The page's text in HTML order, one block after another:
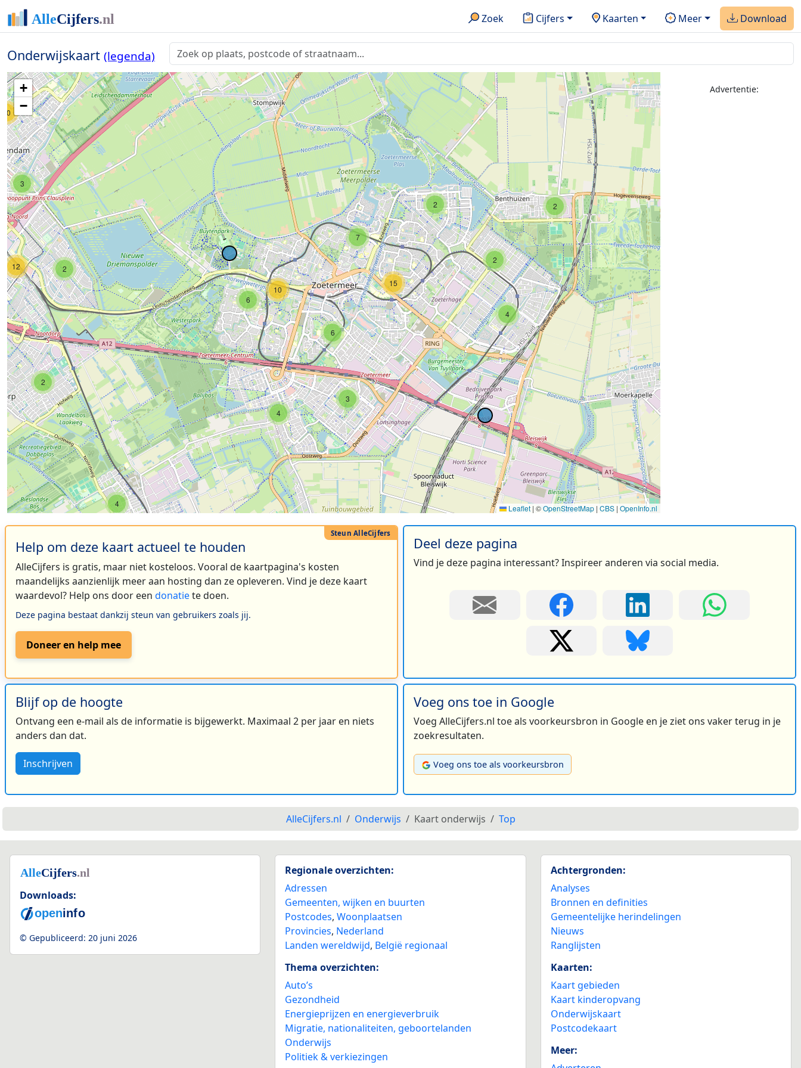
Zoek Cijfers Kaarten Meer Download
Onderwijskaart (legenda)
4
2
2
3
3
10
3
3
3
4
2
2
12
4
6
2
7
3
10
6
15
6
4
4
7
14
+
−
Leaflet | ©OpenStreetMap | CBS | OpenInfo.nl
Advertentie:
Help om deze kaart actueel te houden
AlleCijfers is gratis, maar niet kosteloos. Vooral de kaartpagina's kosten
maandelijks aanzienlijk meer aan hosting dan ze opleveren. Vind je deze kaart
waardevol? Help ons door een donatiete doen.
Deze pagina bestaat dankzij steun van gebruikers zoals jij.
Doneer en help mee
Deel deze pagina
Vind je deze pagina interessant? Inspireer anderen via social media.
Blijf op de hoogte
Ontvang een e-mail als de informatie is bijgewerkt. Maximaal 2 per jaar en niets
anders dan dat.
Inschrijven
Voeg ons toe in Google
Voeg AlleCijfers.nl toe als voorkeursbron in Google en je ziet ons vaker terug in je
zoekresultaten.
Voeg ons toe als voorkeursbron
AlleCijfers.nl Onderwijs Kaart onderwijs Top
Downloads:
© Gepubliceerd: 20 juni 2026
Regionale overzichten:
Adressen
Gemeenten, wijken en buurten
Postcodes,Woonplaatsen
Provincies, Nederland
Landen wereldwijd, België regionaal
Thema overzichten:
Auto’s
Gezondheid
Energieprijzen en energieverbruik
Migratie, nationaliteiten, geboortelanden
Onderwijs
Politiek & verkiezingen
Achtergronden:
Analyses
Bronnen en definities
Gemeentelijke herindelingen
Nieuws
Ranglijsten
Kaarten:
Kaart gebieden
Kaart kinderopvang
Onderwijskaart
Postcodekaart
Meer: